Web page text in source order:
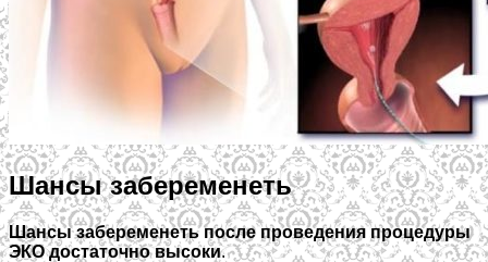
Шансы забеременеть
Шансы забеременеть после проведения процедуры
ЭКО достаточно высоки.